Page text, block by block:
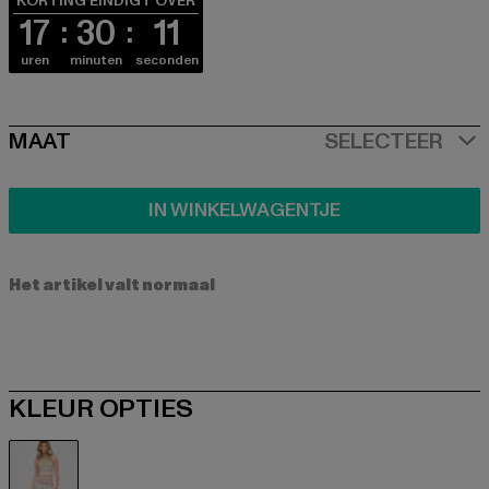
17
uren
30
minuten
11
seconden
SIZE
MAAT SELECTEER
IN WINKELWAGENTJE
Het artikel valt normaal
KLEUR OPTIES